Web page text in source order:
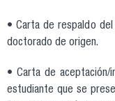
• Carta de respaldo
doctorado de origen.
• Carta de aceptación/
estudiante que se